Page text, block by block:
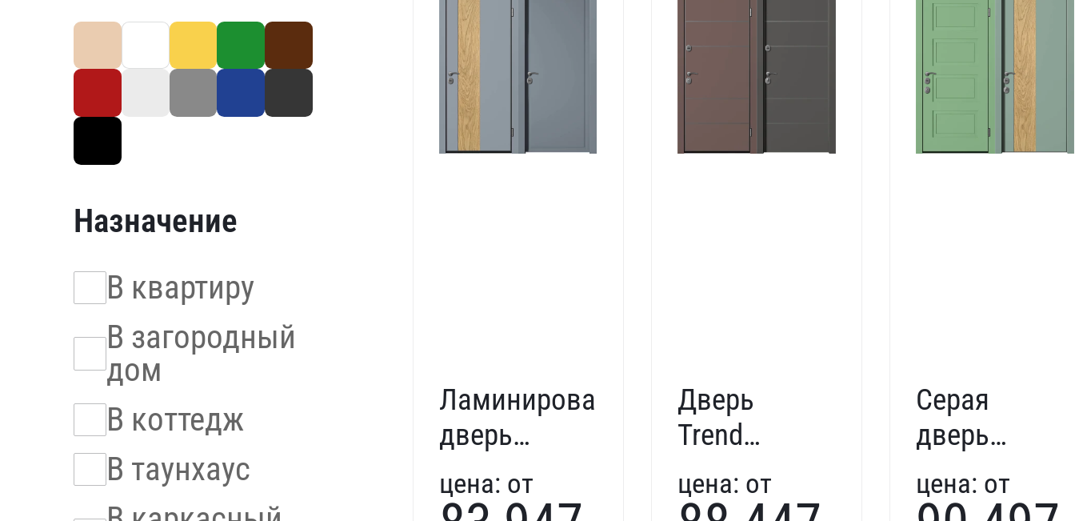
Назначение
В квартиру
В загородный
дом
В коттедж
В таунхаус
Ламинированная
дверь
Trend
331805
цена: от
Дверь
Trend
199627
в жилое
цена: от
Серая
дверь
Trend
197892
цена: от